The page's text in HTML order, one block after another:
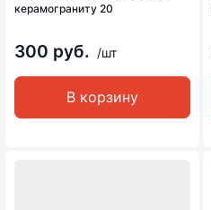
керамограниту 20
300 руб. /шт
В корзину